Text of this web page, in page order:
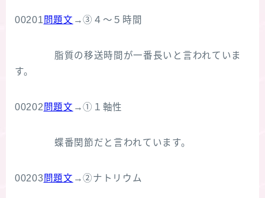
00201 問題文 →③４～５時間
脂質の移送時間が一番長いと言われていま
す。
00202 問題文 →①１軸性
蝶番関節だと言われています。
00203問題文 →②ナトリウム